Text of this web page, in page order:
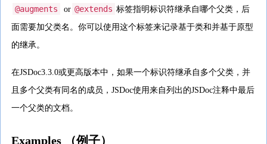
@augments or @extends 标签指明标识符继承自哪个父类，后
面需要加父类名。你可以使用这个标签来记录基于类和并基于原型
的继承。
在JSDoc3.3.0或更高版本中，如果一个标识符继承自多个父类，并
且多个父类有同名的成员，JSDoc使用来自列出的JSDoc注释中最后
一个父类的文档。
Examples （例子）